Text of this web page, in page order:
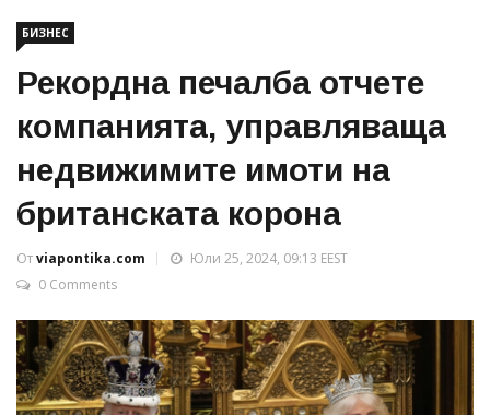
БИЗНЕС
Рекордна печалба отчете
компанията, управляваща
недвижимите имоти на
британската корона
Отviapontika.com
Юли 25, 2024, 09:13 EEST
0 Comments